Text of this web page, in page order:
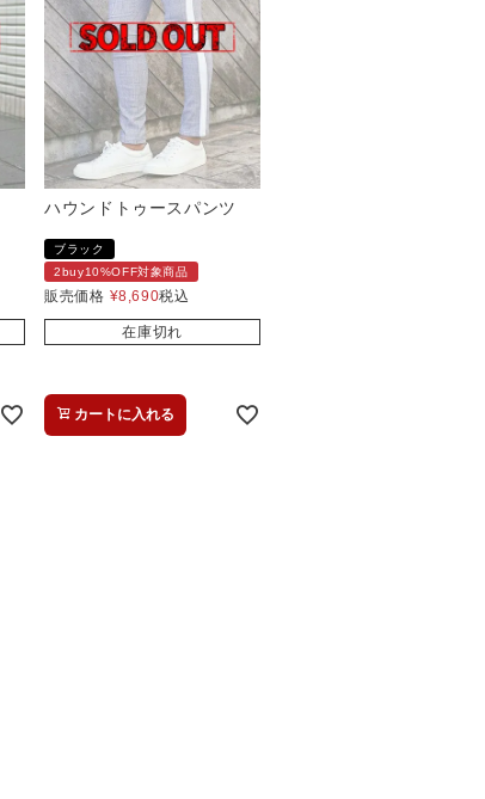
ハウンドトゥースパンツ
ブラック
2buy10%OFF対象商品
販売価格 ¥8,690税込
在庫切れ
カートに入れる